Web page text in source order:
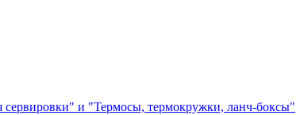
сервировки" и "Термосы, термокружки, ланч-боксы"